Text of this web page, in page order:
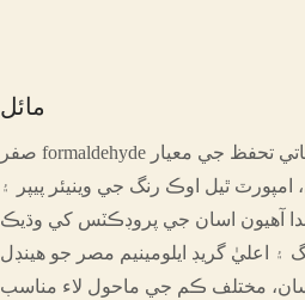
مائل
صفر formaldehyde بورڊ جيڪو اسان استعمال ڪريون ٿا قومي ماحولياتي تحفظ جي معيار E1 گريڊ
ٿيل اوڪ رنگ جي وينيئر پيپر ۽
آهيون اسان جي پروڊڪٽس کي وڌيڪ
۽ اعليٰ گريڊ ايلومينيم مصر جو هينڊل